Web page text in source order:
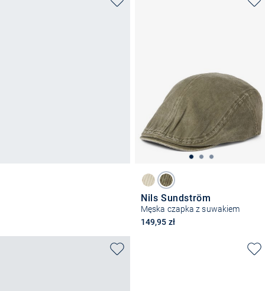
Nils Sundström
Męska czapka z suwakiem
149,95 zł